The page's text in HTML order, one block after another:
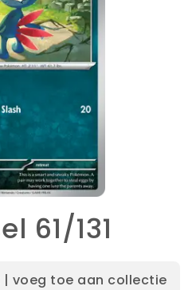
61/131
| voeg toe aan collectie